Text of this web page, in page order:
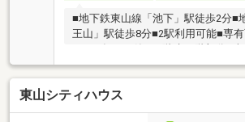
■地下鉄東山線「池下」駅徒歩2分■
王山」駅徒歩8分■2駅利用可能■専有
り:2LDK■LDK約19.9帖■納戸有り■
部分に床暖房有り■キッチンにディ
洗浄乾燥機付き
東山シティハウス